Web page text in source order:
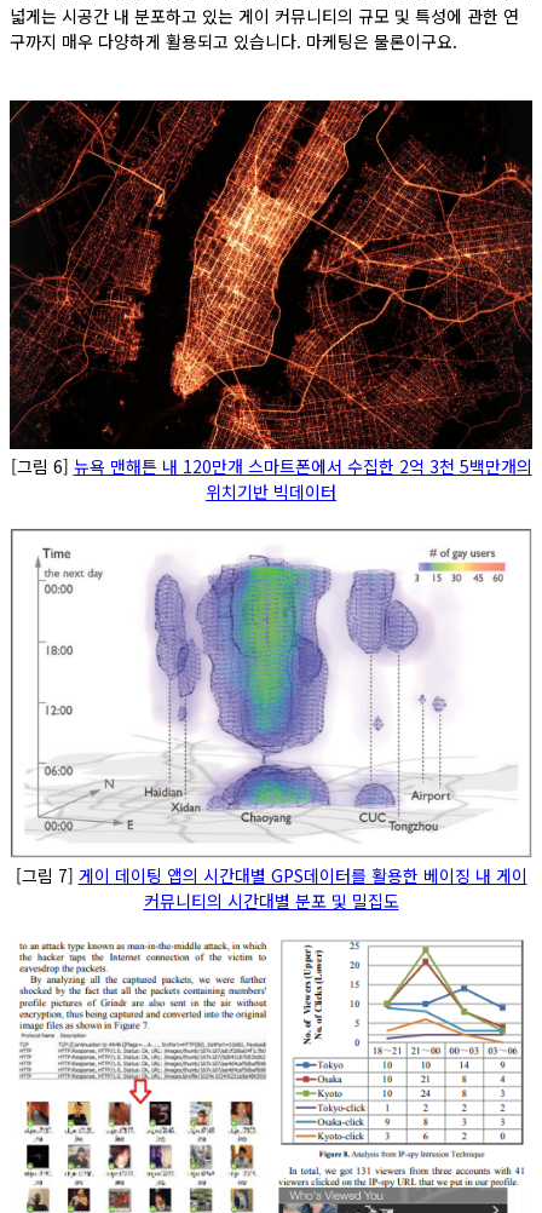
넓게는 시공간 내 분포하고 있는 게이 커뮤니티의 규모 및 특성에 관한 연
구까지 매우 다양하게 활용되고 있습니다. 마케팅은 물론이구요.
[그림 6] 뉴욕 맨해튼 내 120만개 스마트폰에서 수집한 2억 3천 5백만개의
위치기반 빅데이터
[그림 7] 게이 데이팅 앱의 시간대별 GPS데이터를 활용한 베이징 내 게이
커뮤니티의 시간대별 분포 및 밀집도